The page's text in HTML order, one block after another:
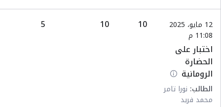
12 مايو، 2025
11:08 م
اختبار على
الحضارة
الرومانية
الطالب: نورا تامر
محمد فريد
10
10
5